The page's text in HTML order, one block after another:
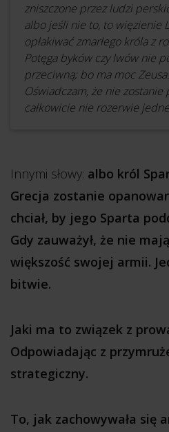
zniszczone przez ludzi
albo jeśli nie to, to więzienie
opłakiwać zmarłego króla z
Potęga byków czy lwów nie
przeciwną; bo ma moc Zeusa.
Oświadczam, że nie
całkowicie nie rozerwie
Innymi słowy: albo król
Grecja zostanie
chciał, by jego Sparta
Gdy zauważył, że nie
większość swojej armii.
bitwie.
Jaki ma to związek z
Odpowiadając z
strategiczny.
To, jak zachowywała się